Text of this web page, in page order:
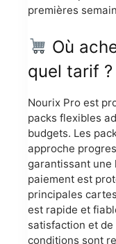
premières
Où
quel tarif ?
Nourix Pro est
packs flexibles
budgets. Les
approche
garantissant une
paiement est
principales
est rapide et
satisfaction et
conditions sont